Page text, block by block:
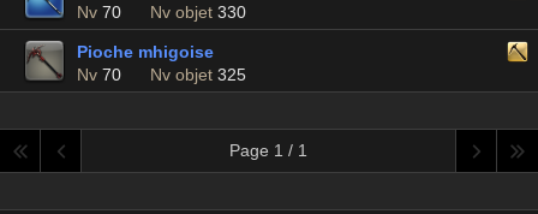
Nv 70 Nv objet 330
Pioche mhigoise
Nv 70 Nv objet 325
Page 1 / 1